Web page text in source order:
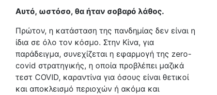
Αυτό, ωστόσο, θα ήταν σοβαρό λάθος.
Πρώτον, η κατάσταση της πανδημίας δεν είναι η
ίδια σε όλο τον κόσμο. Στην Κίνα, για
παράδειγμα, συνεχίζεται η εφαρμογή της zero-
covid στρατηγικής, η οποία προβλέπει μαζικά
τεστ COVID, καραντίνα για όσους είναι θετικοί
και αποκλεισμό περιοχών ή ακόμα και